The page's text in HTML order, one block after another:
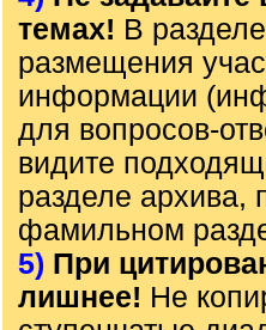
темах! В
размещения
информации
для вопросов-
видите
разделе архива,
фамильном
5) При
лишнее! Не